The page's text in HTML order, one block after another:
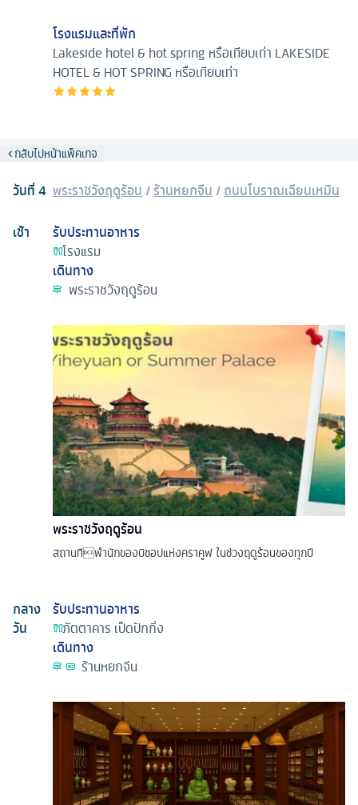
โรงแรมและที่พัก
Lakeside hotel & hot spring หรือเทียบเท่า LAKESIDE
HOTEL & HOT SPRING หรือเทียบเท่า
กลับไปหน้าแพ็คเกจ
วันที่4 พระราชวังฤดูร้อน /ร้านหยกจีน /ถนนโบราณเฉียนเหมิน
เช้า
รับประทานอาหาร
โรงแรม
เดินทาง
พระราชวังฤดูร้อน
พระราชวังฤดูร้อน
สถานทีพํานักของบิชอปแห่งคราคูฟ ในช่วงฤดูร้อนของทุกปี
กลาง
วัน
รับประทานอาหาร
ภัตตาคาร เป็ดปักกิ่ง
เดินทาง
ร้านหยกจีน